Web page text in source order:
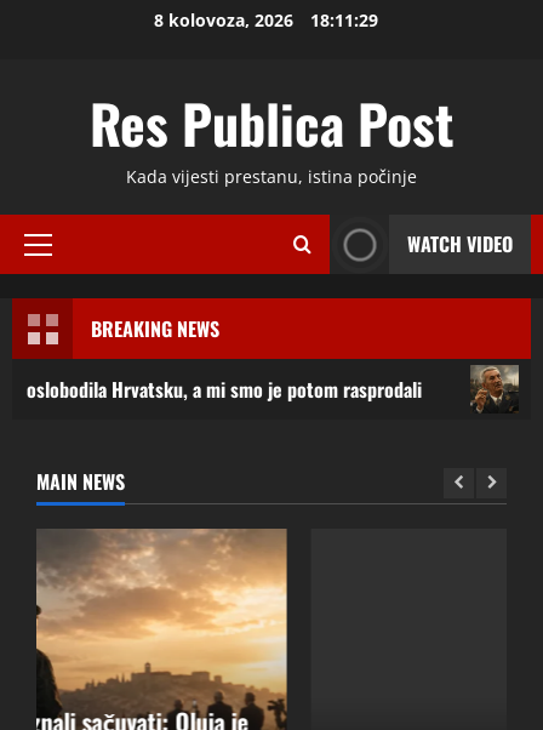
8 kolovoza, 2026 18:11:30
Res Publica Post
Kada vijesti prestanu, istina počinje
Primary
WATCH VIDEO
BREAKING NEWS
Hrvatsku, a mi smo je potom rasprodali PETAR
MAIN NEWS